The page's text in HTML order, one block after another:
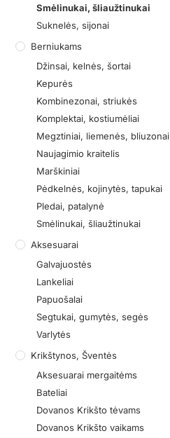
Smėlinukai, šliaužtinukai
Suknelės, sijonai
Berniukams
Džinsai, kelnės, šortai
Kepurės
Kombinezonai, striukės
Komplektai, kostiumėliai
Megztiniai, liemenės, bliuzonai
Naujagimio kraitelis
Marškiniai
Pėdkelnės, kojinytės, tapukai
Pledai, patalynė
Smėlinukai, šliaužtinukai
Aksesuarai
Galvajuostės
Lankeliai
Papuošalai
Segtukai, gumytės, segės
Varlytės
Krikštynos, Šventės
Aksesuarai mergaitėms
Bateliai
Dovanos Krikšto tėvams
Dovanos Krikšto vaikams